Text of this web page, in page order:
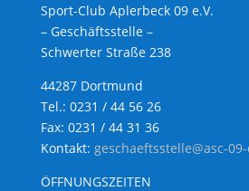
Sport-Club Aplerbeck 09 e.V.
– Geschäftsstelle –
Schwerter Straße 238
44287 Dortmund
Tel.: 0231 / 44 56 26
Fax: 0231 / 44 31 36
Kontakt: geschaeftsstelle@asc-
ÖFFNUNGSZEITEN